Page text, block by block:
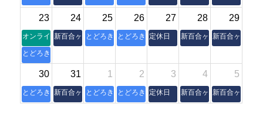
23
オンライン朝活操体法セミナー
とどろき縁側
24
新百合ヶ丘本室
25
とどろき縁側
26
とどろき縁側
27
定休日
28
新百合ヶ丘本室
29
新百合ヶ丘本室
30
とどろき縁側
31
新百合ヶ丘本室
1
とどろき縁側
2
とどろき縁側
3
定休日
4
新百合ヶ丘本室
5
新百合ヶ丘本室